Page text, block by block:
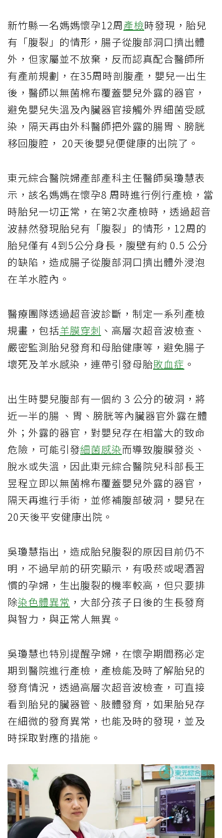
新竹縣一名媽媽懷孕12周產檢時發現，胎兒
有「腹裂」的情形，腸子從腹部洞口擠出體
外，但家屬並不放棄，反而認真配合醫師所
有產前規劃，在35周時剖腹產，嬰兒一出生
後，醫師以無菌棉布覆蓋嬰兒外露的器官，
避免嬰兒失溫及內臟器官接觸外界細菌受感
染，隔天再由外科醫師把外露的腸胃、膀胱
移回腹腔， 20天後嬰兒便健康的出院了。
東元綜合醫院婦產部產科主任醫師吳瓊慧表
示，該名媽媽在懷孕8 周時進行例行產檢，當
時胎兒一切正常，在第2次產檢時，透過超音
波赫然發現胎兒有「腹裂」的情形，12周的
胎兒僅有 4到5公分身長，腹壁有約 0.5 公分
的缺陷，造成腸子從腹部洞口擠出體外浸泡
在羊水腔內。
醫療團隊透過超音波診斷，制定一系列產檢
規畫，包括羊膜穿刺 、高層次超音波檢查、
嚴密監測胎兒發育和母胎健康等，避免腸子
壞死及羊水感染，連帶引發母胎敗血症 。
出生時嬰兒腹部有一個約 3 公分的破洞，將
近一半的腸 、胃、膀胱等內臟器官外露在體
外；外露的器官，對嬰兒存在相當大的致命
危險，可能引發細菌感染而導致腹膜發炎、
脫水或失溫，因此東元綜合醫院兒科部長王
昱程立即以無菌棉布覆蓋嬰兒外露的器官，
隔天再進行手術，並修補腹部破洞，嬰兒在
20天後平安健康出院。
吳瓊慧指出，造成胎兒腹裂的原因目前仍不
明，不過早前的研究顯示，有吸菸或喝酒習
慣的孕婦，生出腹裂的機率較高，但只要排
除染色體異常 ，大部分孩子日後的生長發育
與智力，與正常人無異。
吳瓊慧也特別提醒孕婦，在懷孕期間務必定
期到醫院進行產檢，產檢能及時了解胎兒的
發育情況，透過高層次超音波檢查，可直接
看到胎兒的臟器管、肢體發育，如果胎兒存
在細微的發育異常，也能及時的發現，並及
時採取對應的措施。